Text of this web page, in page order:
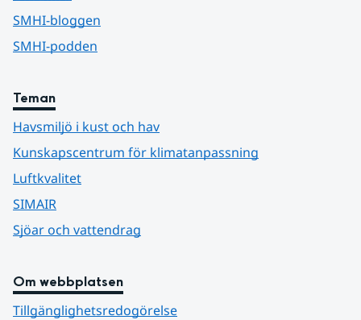
SMHI-bloggen
SMHI-podden
Teman
Havsmiljö i kust och hav
Kunskapscentrum för klimatanpassning
Luftkvalitet
SIMAIR
Sjöar och vattendrag
Om webbplatsen
Tillgänglighetsredogörelse